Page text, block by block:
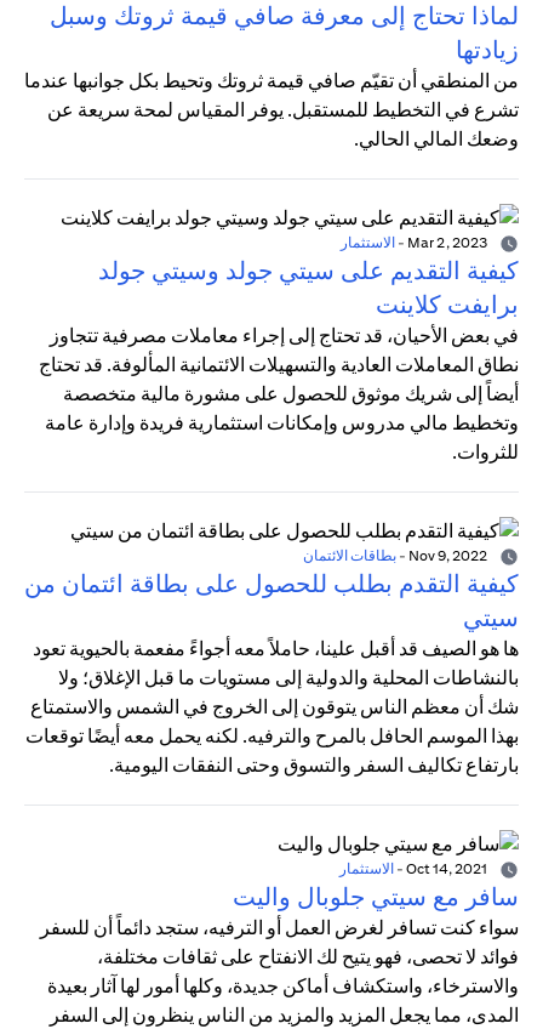
لماذا تحتاج إلى معرفة صافي قيمة ثروتك وسبل
زيادتها
من المنطقي أن تقيّم صافي قيمة ثروتك وتحيط بكل جوانبها عندما
تشرع في التخطيط للمستقبل. يوفر المقياس لمحة سريعة عن
وضعك المالي الحالي.
- الاستثمار
كيفية التقديم على سيتي جولد وسيتي جولد
برايفت كلاينت
في بعض الأحيان، قد تحتاج إلى إجراء معاملات مصرفية تتجاوز
نطاق المعاملات العادية والتسهيلات الائتمانية المألوفة. قد تحتاج
أيضاً إلى شريك موثوق للحصول على مشورة مالية متخصصة
وتخطيط مالي مدروس وإمكانات استثمارية فريدة وإدارة عامة
للثروات.
- بطاقات الائتمان
كيفية التقدم بطلب للحصول على بطاقة ائتمان من
سيتي
ها هو الصيف قد أقبل علينا، حاملاً معه أجواءً مفعمة بالحيوية تعود
بالنشاطات المحلية والدولية إلى مستويات ما قبل الإغلاق؛ ولا
شك أن معظم الناس يتوقون إلى الخروج في الشمس والاستمتاع
بهذا الموسم الحافل بالمرح والترفيه. لكنه يحمل معه أيضًا توقعات
بارتفاع تكاليف السفر والتسوق وحتى النفقات اليومية.
- الاستثمار
سافر مع سيتي جلوبال واليت
سواء كنت تسافر لغرض العمل أو الترفيه، ستجد دائماً أن للسفر
فوائد لا تحصى، فهو يتيح لك الانفتاح على ثقافات مختلفة،
والاسترخاء، واستكشاف أماكن جديدة، وكلها أمور لها آثار بعيدة
المدى، مما يجعل المزيد والمزيد من الناس ينظرون إلى السفر